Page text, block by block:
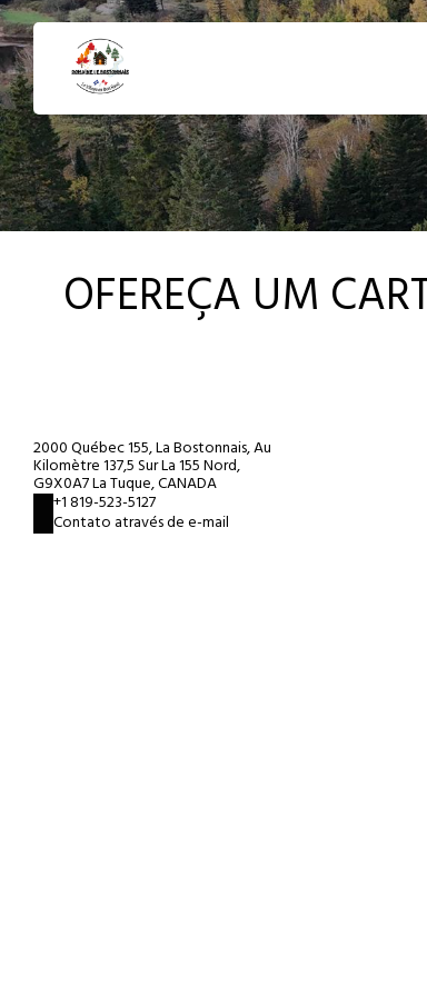
OFEREÇA UM
2000 Québec 155, La Bostonnais, Au
Kilomètre 137,5 Sur La 155 Nord,
G9X0A7 La Tuque, CANADA
+1 819-523-5127
Contato através de e-mail